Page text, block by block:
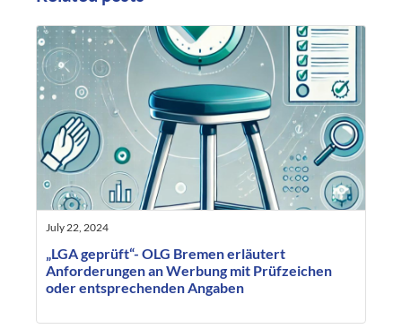
July 22, 2024
„LGA geprüft“- OLG Bremen erläutert
Anforderungen an Werbung mit Prüfzeichen
oder entsprechenden Angaben